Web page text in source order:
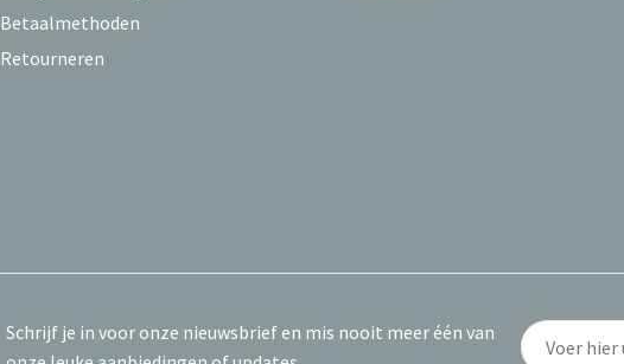
Betaalmethoden
Retourneren
Schrijf je in voor onze nieuwsbrief en mis nooit meer één van